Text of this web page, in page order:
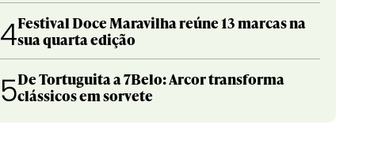
4Festival Doce Maravilha reúne 13 marcas na
sua quarta edição
5De Tortuguita a 7Belo: Arcor transforma
clássicos em sorvete